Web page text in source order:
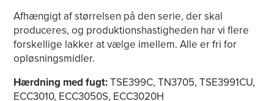
Afhængigt af størrelsen på den serie, der skal
produceres, og produktionshastigheden har vi flere
forskellige lakker at vælge imellem. Alle er fri for
opløsningsmidler.
Hærdning med fugt:TSE399C, TN3705, TSE3991CU,
ECC3010, ECC3050S, ECC3020H